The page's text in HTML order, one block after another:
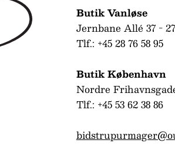
Butik Vanløse
Jernbane Allé 37 -
Tlf.: +45 28 76 58 95
Butik København
Nordre
Tlf.: +45 53 62 38 86